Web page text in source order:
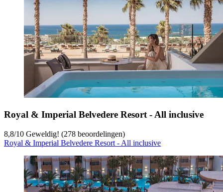
Royal & Imperial Belvedere Resort - All inclusive
8,8/10 Geweldig! (278 beoordelingen)
Royal & Imperial Belvedere Resort - All inclusive